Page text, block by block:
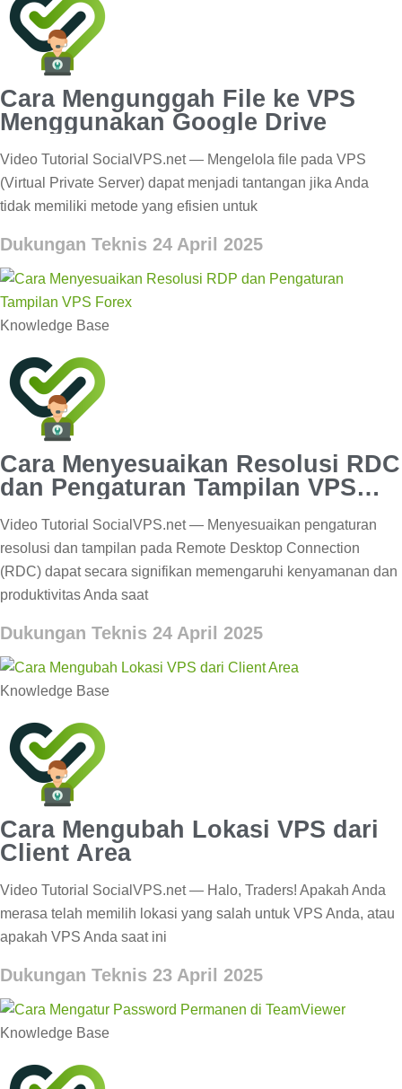
Cara Mengunggah File ke VPS
Menggunakan Google Drive
Video Tutorial SocialVPS.net — Mengelola file pada VPS
(Virtual Private Server) dapat menjadi tantangan jika Anda
tidak memiliki metode yang efisien untuk
Dukungan Teknis 24 April 2025
Knowledge Base
Cara Menyesuaikan Resolusi RDC
dan Pengaturan Tampilan VPS
Video Tutorial SocialVPS.net — Menyesuaikan pengaturan
resolusi dan tampilan pada Remote Desktop Connection
(RDC) dapat secara signifikan memengaruhi kenyamanan dan
produktivitas Anda saat
Dukungan Teknis 24 April 2025
Knowledge Base
Cara Mengubah Lokasi VPS dari
Client Area
Video Tutorial SocialVPS.net — Halo, Traders! Apakah Anda
merasa telah memilih lokasi yang salah untuk VPS Anda, atau
apakah VPS Anda saat ini
Dukungan Teknis 23 April 2025
Knowledge Base